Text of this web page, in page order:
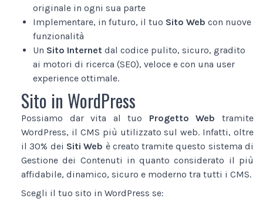
originale in ogni sua parte
Implementare, in futuro, il tuo Sito Web con nuove
funzionalità
Un Sito Internet dal codice pulito, sicuro, gradito
ai motori di ricerca (SEO), veloce e con una user
experience ottimale.
Sito in WordPress
Possiamo dar vita al tuo Progetto Web tramite
WordPress, il CMS più utilizzato sul web. Infatti, oltre
il 30% dei Siti Web è creato tramite questo sistema di
Gestione dei Contenuti in quanto considerato il più
affidabile, dinamico, sicuro e moderno tra tutti i CMS.
Scegli il tuo sito in WordPress se: